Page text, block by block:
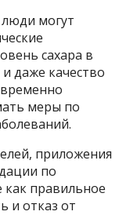
могут
сахара в
даже качество
меры по
приложения
по
как правильное
и отказ от